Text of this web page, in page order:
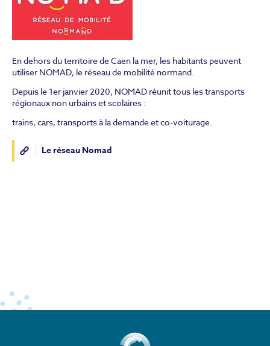
En dehors du territoire de Caen la mer, les habitants peuvent
utiliser NOMAD, le réseau de mobilité normand.
Depuis le 1er janvier 2020, NOMAD réunit tous les transports
régionaux non urbains et scolaires :
trains, cars, transports à la demande et co-voiturage.
Le réseau Nomad